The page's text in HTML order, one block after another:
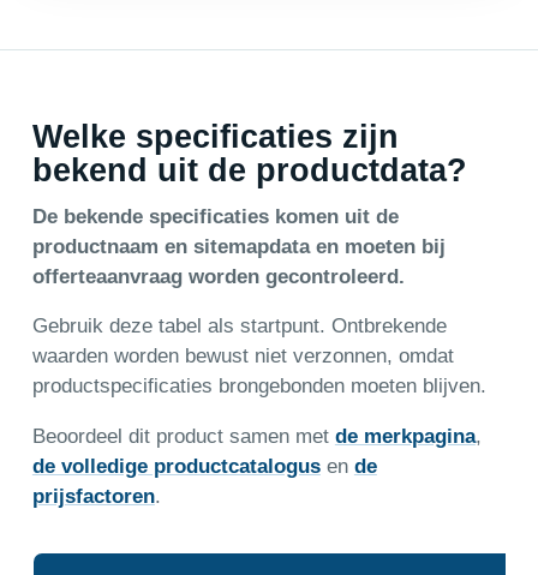
Welke specificaties zijn
bekend uit de productdata?
De bekende specificaties komen uit de
productnaam en sitemapdata en moeten bij
offerteaanvraag worden gecontroleerd.
Gebruik deze tabel als startpunt. Ontbrekende
waarden worden bewust niet verzonnen, omdat
productspecificaties brongebonden moeten blijven.
Beoordeel dit product samen met de merkpagina,
de volledige productcatalogusen de
prijsfactoren.